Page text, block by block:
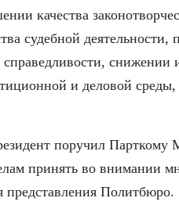
качества
судебной
снижении
и деловой
поручил Парткому
принять во внимании
представления Политбюро.